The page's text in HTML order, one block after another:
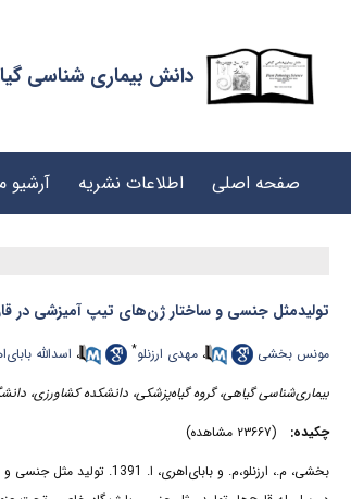
دانش بیماری شناسی
صفحه اصلی اطلاعات نشریه آرشیو
تولیدمثل جنسی و ساختار ژن‌های تیپ آمیزشی در
مونس بخشی ، مهدی ارزنلو* ، اسدالله
بیماری‌شناسی گیاهی، گروه گیاه‌پزشکی، دانشکده کشاورزی،
چکیده:
(۲۳۶۶۷ مشاهده)
بخشی، م.، ارزنلو،م. و بابای‌اهری، ا. 1391. تولید مثل جنسی و ساختار ژن‌های تیپ آمیزشی در قارچ‌های بیمارگر گیاهان. دانش بیماری شناسی گیاهی 2(1): 63- 50.